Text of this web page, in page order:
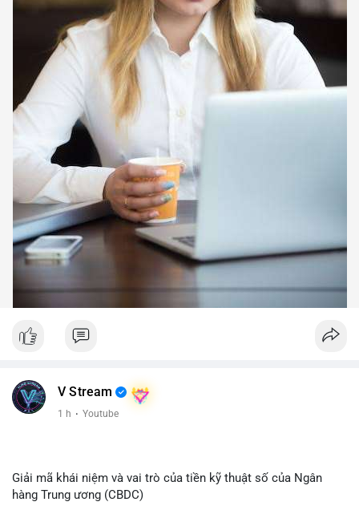
V Stream
1 h · Youtube
Giải mã khái niệm và vai trò của tiền kỹ thuật số của Ngân
hàng Trung ương (CBDC)